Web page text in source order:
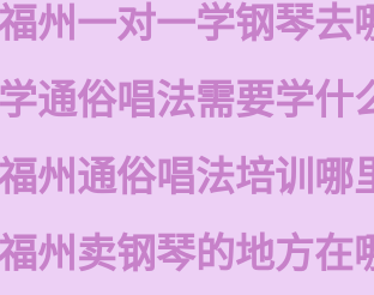
州一对一学钢琴去
学通俗唱法需要学什
州通俗唱法培训哪
州卖钢琴的地方在